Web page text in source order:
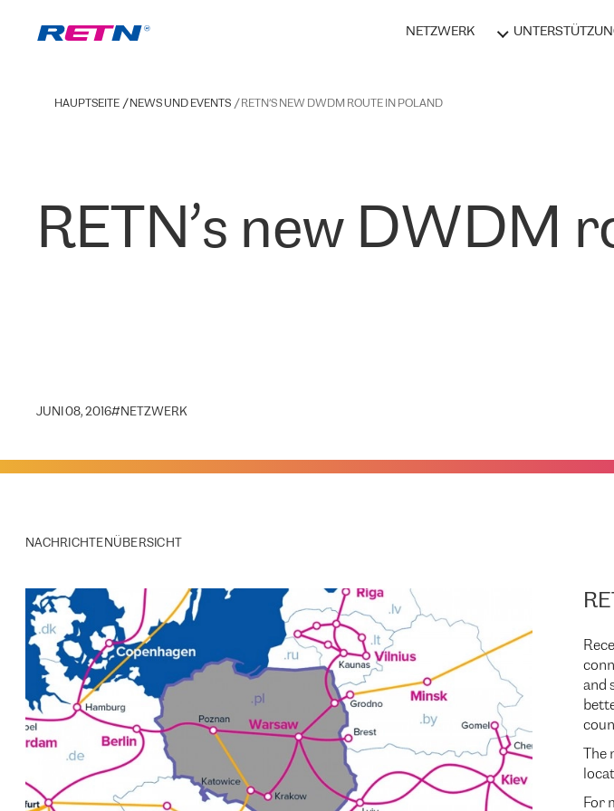
NETZWERK
HAUPTSEITE NEWS UND EVENTS RETN’S NEW DWDM ROUTE IN POLAND
RETN’s new DWDM
JUNI 08, 2016#NETZWERK
NACHRICHTENÜBERSICHT
and
For